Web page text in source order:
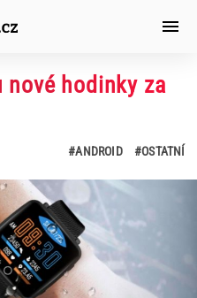
nové hodinky za
#ANDROID #OSTATNÍ